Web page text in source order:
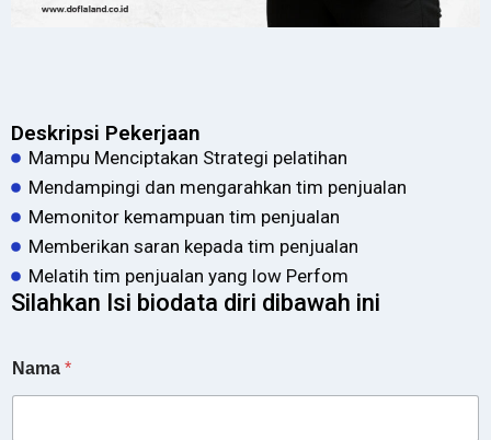
Deskripsi Pekerjaan
Mampu Menciptakan Strategi pelatihan
Mendampingi dan mengarahkan tim penjualan
Memonitor kemampuan tim penjualan
Memberikan saran kepada tim penjualan
Melatih tim penjualan yang low Perfom
Silahkan Isi biodata diri dibawah ini
Nama *